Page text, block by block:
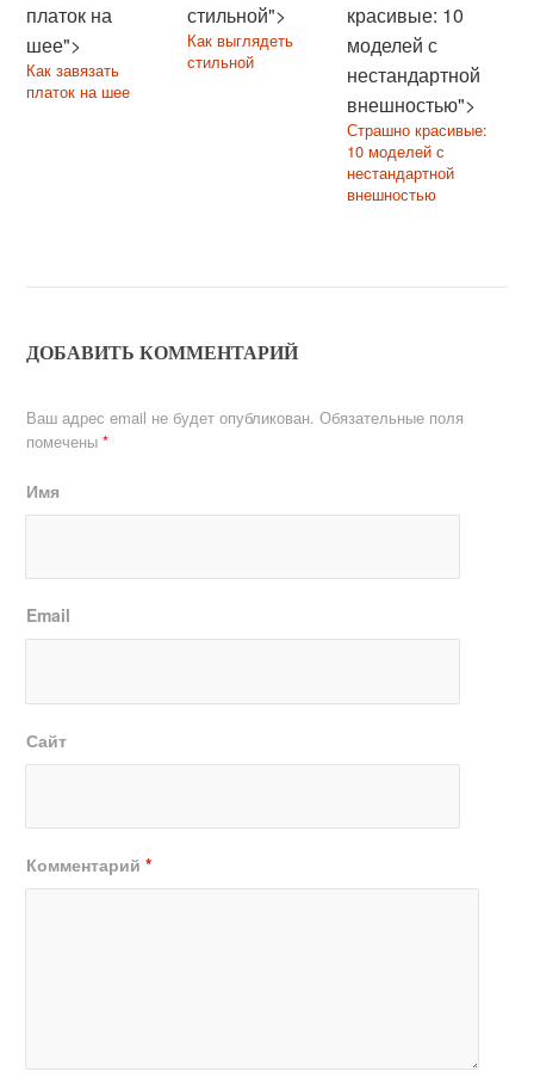
платок на
шее">
Как завязать
платок на шее
стильной">
Как выглядеть
стильной
красивые: 10
моделей с
нестандартной
внешностью">
Страшно красивые:
10 моделей с
нестандартной
внешностью
ДОБАВИТЬ КОММЕНТАРИЙ
Ваш адрес email не будет опубликован. Обязательные поля
помечены*
Имя
Email
Сайт
Комментарий*